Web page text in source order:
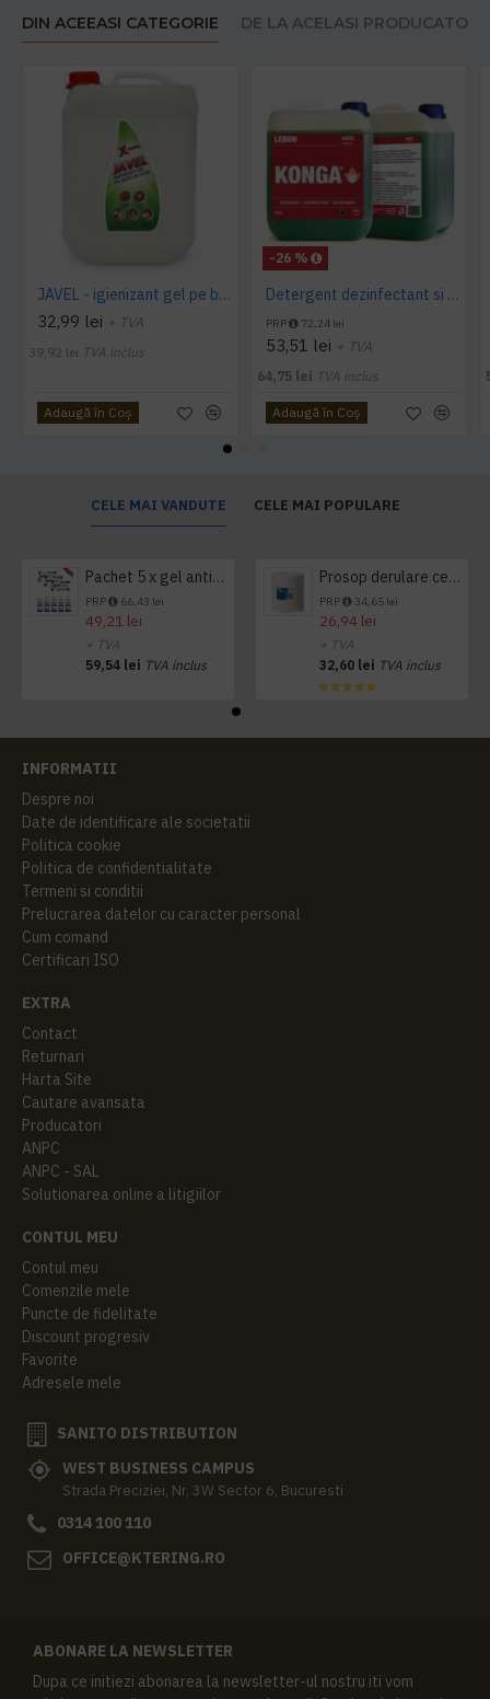
DIN ACEEASI CATEGORIE DE LA ACELASI PRODUCATOR
JAVEL - igienizant gel pe baza de clor 5 L AQAS
32,99 lei + TVA
39,92 lei TVA inclus
Adaugă în Coş
-26 %
Detergent dezinfectant si detartrant, Konga Hard, 5L -Aviz biocid
PRP 72,24 lei
53,51 lei + TVA
64,75 lei TVA inclus
Adaugă în Coş
CELE MAI VANDUTE CELE MAI POPULARE
Pachet 5 x gel antibacterian 50ml si 3 x Servetele antibacteriene 48 buc Hygienium
PRP 66,43 lei
49,21 lei
+ TVA
59,54 lei TVA inclus
Prosop derulare centrala 1 pliu, 300 m Tork
PRP 34,65 lei
26,94 lei
+ TVA
32,60 lei TVA inclus
INFORMATII
Despre noi
Date de identificare ale societatii
Politica cookie
Politica de confidentialitate
Termeni si conditii
Prelucrarea datelor cu caracter personal
Cum comand
Certificari ISO
EXTRA
Contact
Returnari
Harta Site
Cautare avansata
Producatori
ANPC
ANPC - SAL
Solutionarea online a litigiilor
CONTUL MEU
Contul meu
Comenzile mele
Puncte de fidelitate
Discount progresiv
Favorite
Adresele mele
SANITO DISTRIBUTION
WEST BUSINESS CAMPUS
Strada Preciziei, Nr, 3W Sector 6, Bucuresti
0314 100 110
OFFICE@KTERING.RO
ABONARE LA NEWSLETTER
Dupa ce initiezi abonarea la newsletter-ul nostru iti vom